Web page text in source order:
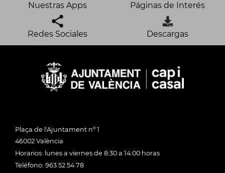
Nuestras Apps Páginas de Interés
Redes Sociales Descargas
Plaça de l'Ajuntament nº 1
46002 València
Horarios: lunes a viernes de 8:30 a 14:00 horas
Teléfono: 963 52 54 78